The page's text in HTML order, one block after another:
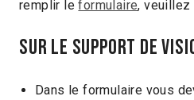
remplir leformulaire, veuillez
SUR LE SUPPORT DE
Dans le formulaire vous